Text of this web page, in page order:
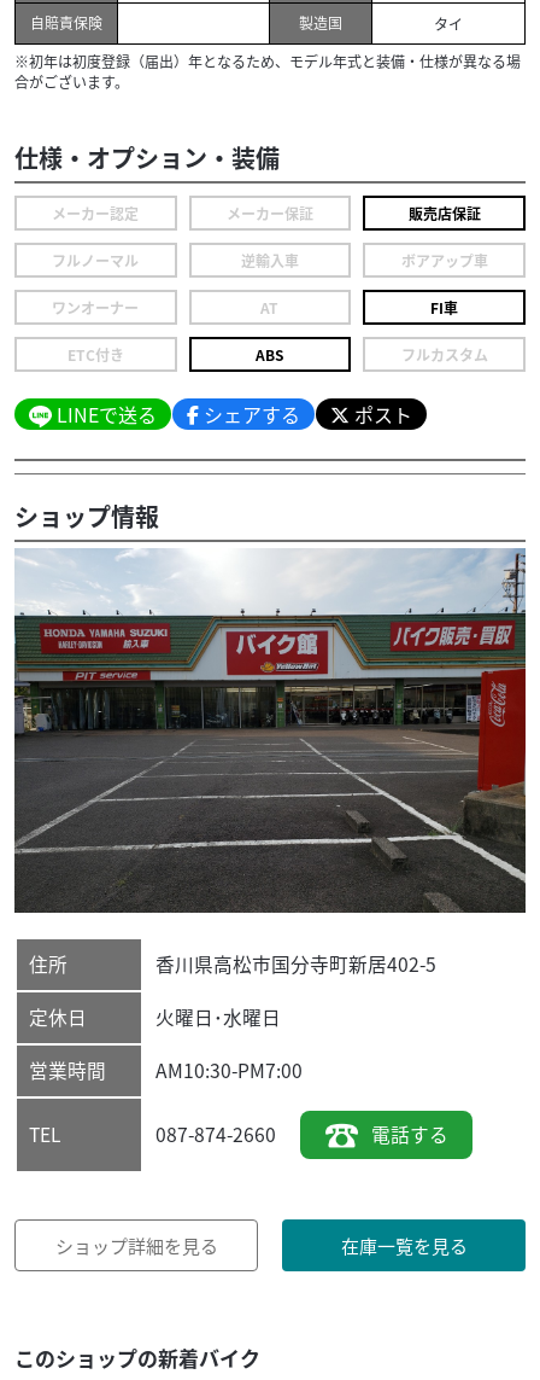
自賠責保険
製造国
タイ
※初年は初度登録（届出）年となるため、モデル年式と装備・仕様が異なる場
合がございます。
仕様・オプション・装備
メーカー認定 メーカー保証 販売店保証
フルノーマル 逆輸入車 ボアアップ車
ワンオーナー AT FI車
ETC付き ABS フルカスタム
LINEで送る シェアする ポスト
ショップ情報
住所 香川県高松市国分寺町新居402-5
定休日
火曜日･水曜日
営業時間
AM10:30-PM7:00
TEL 087-874-2660 電話する
ショップ詳細を見る 在庫一覧を見る
このショップの新着バイク